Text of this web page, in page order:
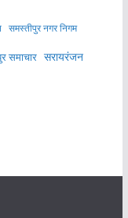
समस्तीपुर नगर निगम
समाचार सरायरंजन